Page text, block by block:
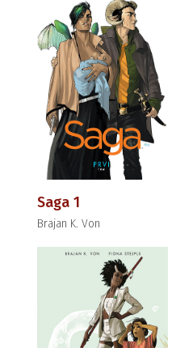
Saga 1
Brajan K. Von